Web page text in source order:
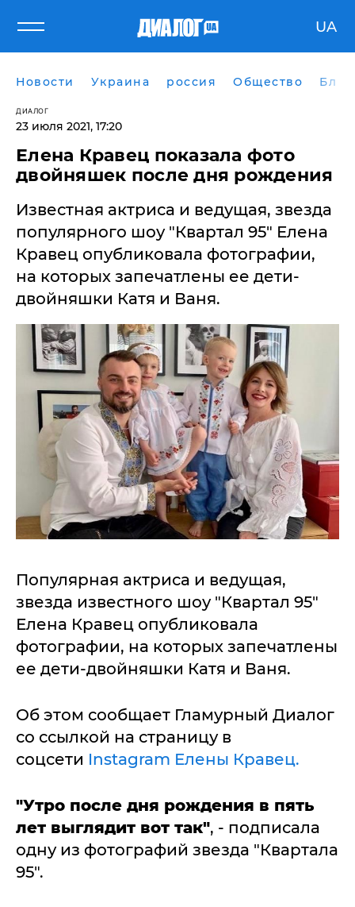
UA
Новости Украина россия Общество
ДИАЛОГ
23 июля 2021, 17:20
​Елена Кравец показала фото
двойняшек после дня рождения
Известная актриса и ведущая, звезда
популярного шоу "Квартал 95" Елена
Кравец опубликовала фотографии,
на которых запечатлены ее дети-
двойняшки Катя и Ваня.
Популярная актриса и ведущая,
звезда известного шоу "Квартал 95"
Елена Кравец опубликовала
фотографии, на которых запечатлены
ее дети-двойняшки Катя и Ваня.
Об этом сообщает Гламурный Диалог
со ссылкой на страницу в
соцсети Instagram Елены Кравец.
"Утро после дня рождения в пять
лет выглядит вот так", - подписала
одну из фотографий звезда "Квартала
95".